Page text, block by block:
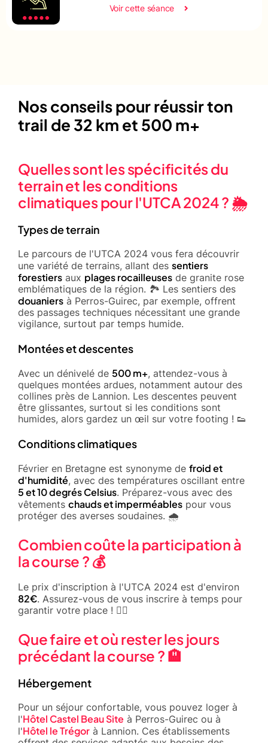
Voir cette séance
Nos conseils pour réussir ton
trail de 32 km et 500 m+
Quelles sont les spécificités du
terrain et les conditions
climatiques pour l'UTCA 2024 ? 🌦️
Types de terrain
Le parcours de l'UTCA 2024 vous fera découvrir
une variété de terrains, allant des sentiers
forestiers aux plages rocailleuses de granite rose
emblématiques de la région. 🏞️ Les sentiers des
douaniers à Perros-Guirec, par exemple, offrent
des passages techniques nécessitant une grande
vigilance, surtout par temps humide.
Montées et descentes
Avec un dénivelé de 500 m+, attendez-vous à
quelques montées ardues, notamment autour des
collines près de Lannion. Les descentes peuvent
être glissantes, surtout si les conditions sont
humides, alors gardez un œil sur votre footing ! 👟
Conditions climatiques
Février en Bretagne est synonyme de froid et
d'humidité, avec des températures oscillant entre
5 et 10 degrés Celsius. Préparez-vous avec des
vêtements chauds et imperméables pour vous
protéger des averses soudaines. 🌧️
Combien coûte la participation à
la course ? 💰
Le prix d'inscription à l'UTCA 2024 est d'environ
82€. Assurez-vous de vous inscrire à temps pour
garantir votre place ! 🏃‍♂️
Que faire et où rester les jours
précédant la course ? 🏨
Hébergement
Pour un séjour confortable, vous pouvez loger à
l'Hôtel Castel Beau Site à Perros-Guirec ou à
l'Hôtel le Trégor à Lannion. Ces établissements